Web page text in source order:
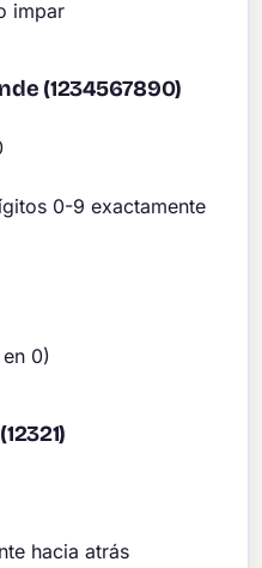
impar
(1234567890)
0-9 exactamente
0)
hacia atrás